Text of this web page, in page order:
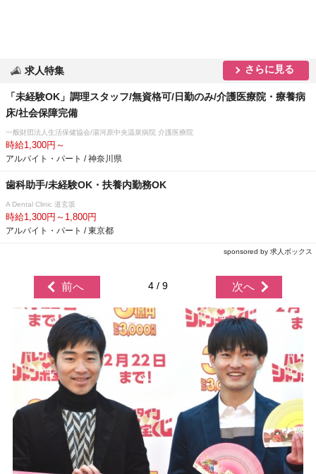
求人特集 さらに見る
「未経験OK」調理スタッフ/無資格可/日勤のみ/介護医療院・療養病
床/社会保障完備
一般財団法人生活保健協会/湯河原中央温泉病院 介護医療院
時給1,300円～
アルバイト・パート / 神奈川県
歯科助手/未経験OK・扶養内勤務OK
A Dental Clinic 道玄坂
時給1,300円～1,800円
アルバイト・パート / 東京都
sponsored by 求人ボックス
前へ 4 / 9 次へ